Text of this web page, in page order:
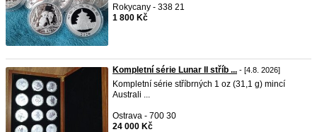
Rokycany - 338 21
1 800 Kč
Kompletní série Lunar II stříb ... - [4.8. 2026]
Kompletní série stříbrných 1 oz (31,1 g) mincí
Australi ...
Ostrava - 700 30
24 000 Kč